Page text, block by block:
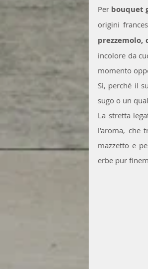
Per bouquet
origini
incolore da
momento
Sì, perché il
sugo o un
La stretta
l'aroma, che
mazzetto e
erbe pur